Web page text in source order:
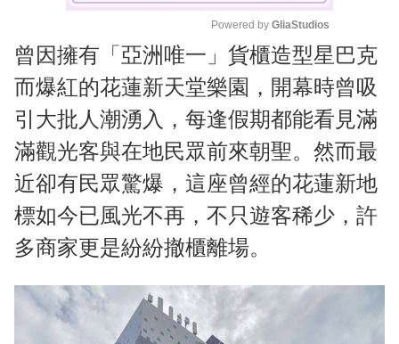
M
u
t
e
Powered by GliaStudios
曾因擁有「亞洲唯一」貨櫃造型星巴克
而爆紅的花蓮新天堂樂園，開幕時曾吸
引大批人潮湧入，每逢假期都能看見滿
滿觀光客與在地民眾前來朝聖。然而最
近卻有民眾驚爆，這座曾經的花蓮新地
標如今已風光不再，不只遊客稀少，許
多商家更是紛紛撤櫃離場。